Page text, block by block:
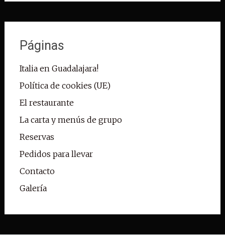
Páginas
Italia en Guadalajara!
Política de cookies (UE)
El restaurante
La carta y menús de grupo
Reservas
Pedidos para llevar
Contacto
Galería